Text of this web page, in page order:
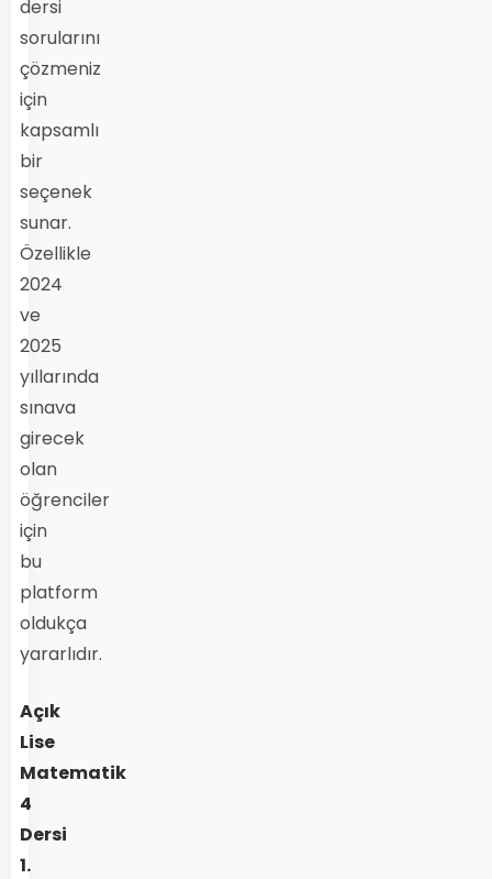
dersi
sorularını
çözmeniz
için
kapsamlı
bir
seçenek
sunar.
Özellikle
2024
ve
2025
yıllarında
sınava
girecek
olan
öğrenciler
için
bu
platform
oldukça
yararlıdır.
Açık
Lise
Matematik
4
Dersi
1.